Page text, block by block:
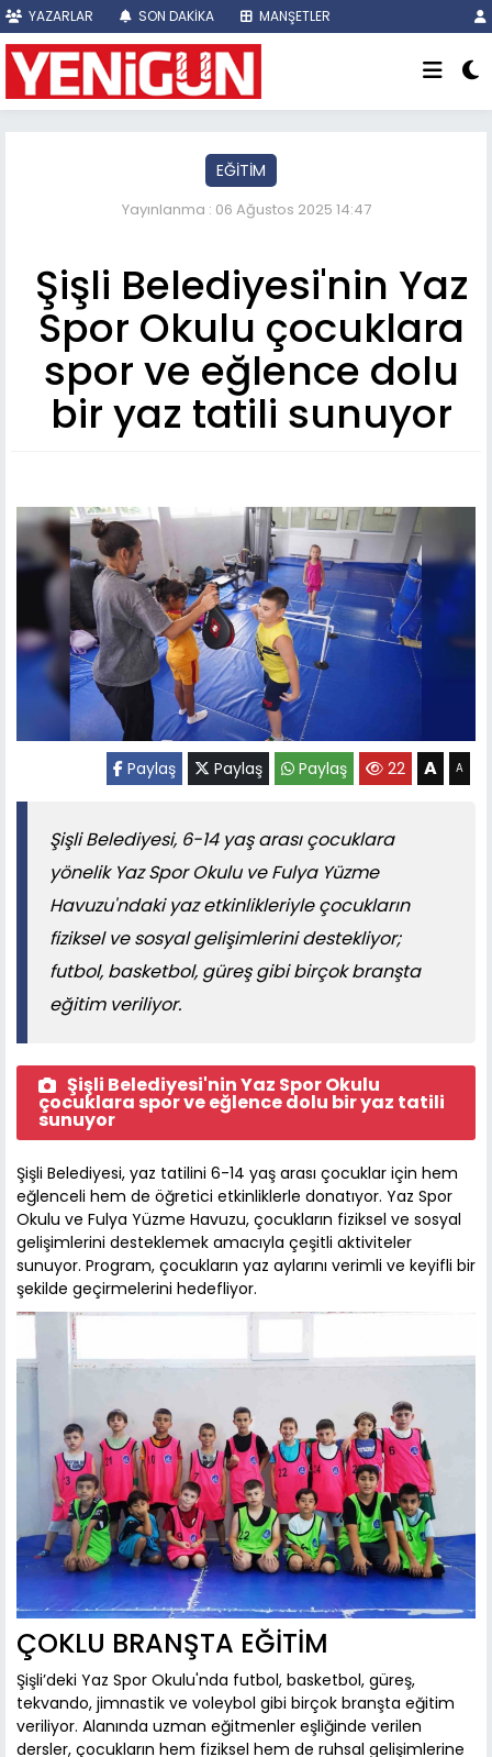
YAZARLAR SON DAKİKA MANŞETLER
EĞİTİM
Yayınlanma : 06 Ağustos 2025 14:47
Şişli Belediyesi'nin Yaz
Spor Okulu çocuklara
spor ve eğlence dolu
bir yaz tatili sunuyor
Paylaş Paylaş Paylaş 22 A A
Şişli Belediyesi, 6-14 yaş arası çocuklara
yönelik Yaz Spor Okulu ve Fulya Yüzme
Havuzu'ndaki yaz etkinlikleriyle çocukların
fiziksel ve sosyal gelişimlerini destekliyor;
futbol, basketbol, güreş gibi birçok branşta
eğitim veriliyor.
Şişli Belediyesi'nin Yaz Spor Okulu
çocuklara spor ve eğlence dolu bir yaz tatili
sunuyor
Şişli Belediyesi, yaz tatilini 6-14 yaş arası çocuklar için hem
eğlenceli hem de öğretici etkinliklerle donatıyor. Yaz Spor
Okulu ve Fulya Yüzme Havuzu, çocukların fiziksel ve sosyal
gelişimlerini desteklemek amacıyla çeşitli aktiviteler
sunuyor. Program, çocukların yaz aylarını verimli ve keyifli bir
şekilde geçirmelerini hedefliyor.
ÇOKLU BRANŞTA EĞİTİM
Şişli’deki Yaz Spor Okulu'nda futbol, basketbol, güreş,
tekvando, jimnastik ve voleybol gibi birçok branşta eğitim
veriliyor. Alanında uzman eğitmenler eşliğinde verilen
dersler, çocukların hem fiziksel hem de ruhsal gelişimlerine